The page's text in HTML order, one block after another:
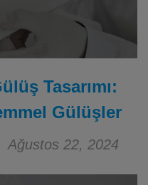
Tasarımı:
Gülüşler
Ağustos 22, 2024